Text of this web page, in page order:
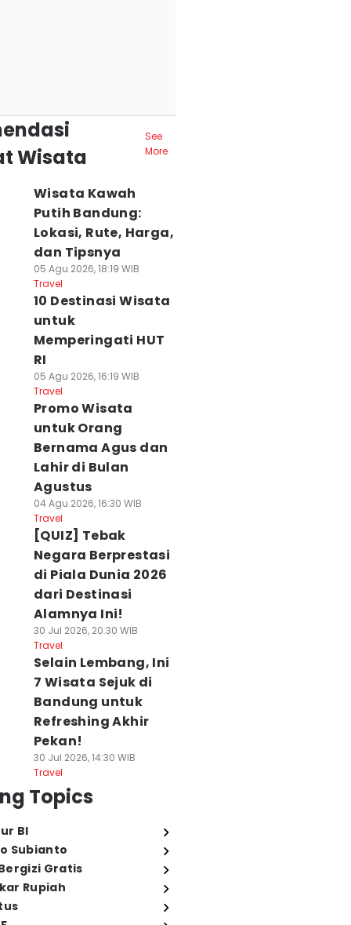
Wisata
See
More
Wisata Kawah
Putih Bandung:
Lokasi, Rute, Harga,
dan Tipsnya
05 Agu 2026, 18:19 WIB
Travel
10 Destinasi Wisata
untuk
Memperingati HUT
RI
05 Agu 2026, 16:19 WIB
Travel
Promo Wisata
untuk Orang
Bernama Agus dan
Lahir di Bulan
Agustus
04 Agu 2026, 16:30 WIB
Travel
[QUIZ] Tebak
Negara Berprestasi
di Piala Dunia 2026
dari Destinasi
Alamnya Ini!
30 Jul 2026, 20:30 WIB
Travel
Selain Lembang, Ini
7 Wisata Sejuk di
Bandung untuk
Refreshing Akhir
Pekan!
30 Jul 2026, 14:30 WIB
Travel
Topics
BI
Subianto
Gratis
Rupiah